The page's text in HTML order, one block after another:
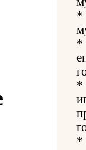
*
*
*
*